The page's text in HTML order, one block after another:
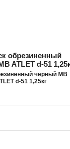
черный MB
d-51 1,25кг